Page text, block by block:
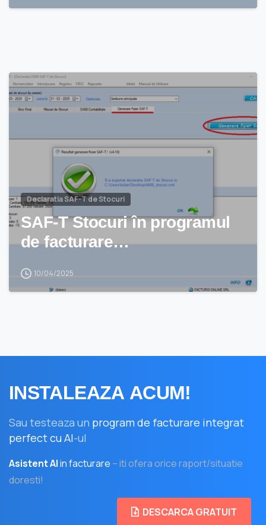
Declaratia SAF-T de Stocuri
SAF-T Stocuri în programul
de facturare…
10/04/2025
INSTALEAZA ACUM!
Sau testeaza un program de facturare integrat
perfect cu AI-ul
Asistent AIin facturare – iti ofera orice raport/situatie
doresti!
DESCARCA GRATUIT